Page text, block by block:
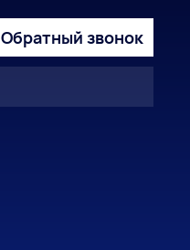
Обратный звонок